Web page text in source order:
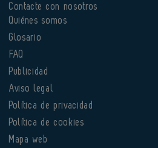
Contacte con nosotros
Quiénes somos
Glosario
FAQ
Publicidad
Aviso legal
Política de privacidad
Política de cookies
Mapa web